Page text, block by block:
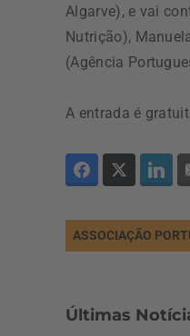
Algarve), e vai
Nutrição),
(Agência
A entrada é
ASSOCIAÇÃO
Últimas